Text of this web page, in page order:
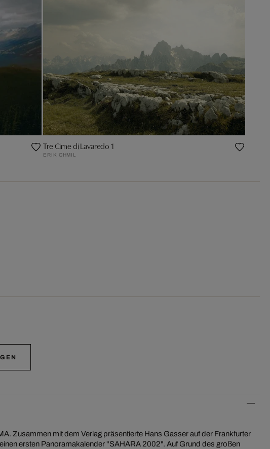
Tre Cime di Lavaredo 1
ERIK CHMIL
Zusammen mit dem Verlag präsentierte Hans Gasser auf der Frankfurter
ersten Panoramakalender "SAHARA 2002". Auf Grund des großen